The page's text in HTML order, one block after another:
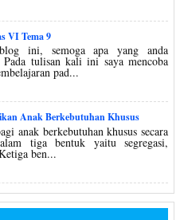
VI Tema 9
ini, semoga apa yang anda
tulisan kali ini saya mencoba
pad...
Anak Berkebutuhan Khusus
anak berkebutuhan khusus secara
tiga bentuk yaitu segregasi,
ben...